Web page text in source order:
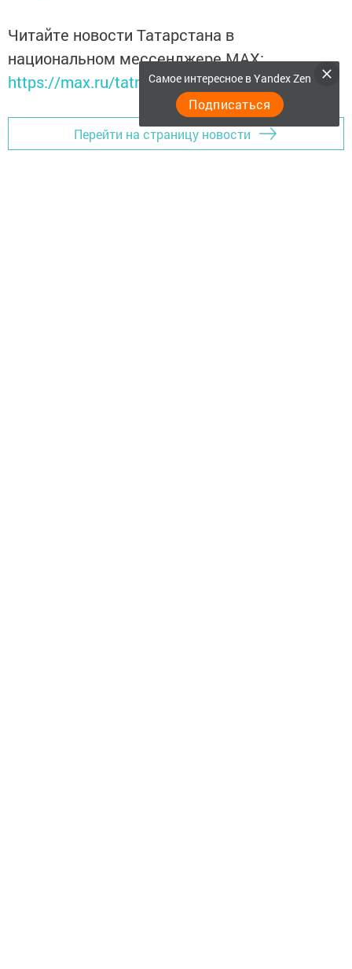
Читайте новости Татарстана в
национальном мессенджере MАХ:
https://max.ru/tatmedia
Перейти на страницу новости
Самое интересное в Yandex Zen
Подписаться